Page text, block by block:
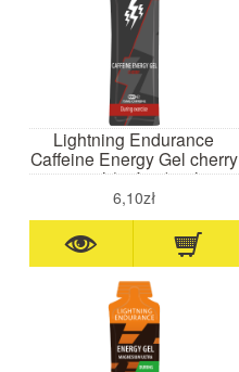
Lightning Endurance
Caffeine Energy Gel cherry
60ml (wiśnia)-żel
energetyczny z kofeiną 75
mg
6,10zł